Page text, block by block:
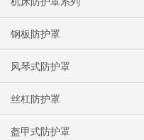
钢板防护罩
风琴式防护罩
丝杠防护罩
盔甲式防护罩